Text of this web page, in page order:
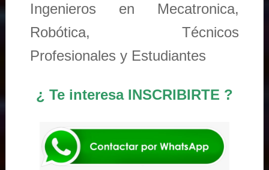
Ingenieros en Mecatronica,
Robótica, Técnicos
Profesionales y Estudiantes
¿ Te interesa INSCRIBIRTE ?